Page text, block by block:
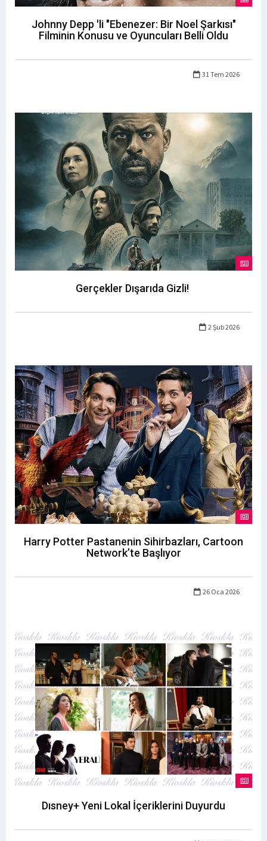
Johnny Depp 'li "Ebenezer: Bir Noel Şarkısı"
Filminin Konusu ve Oyuncuları Belli Oldu
31 Tem 2026
Gerçekler Dışarıda Gizli!
2 Şub 2026
Harry Potter Pastanenin Sihirbazları, Cartoon
Network’te Başlıyor
26 Oca 2026
Dısney+ Yeni Lokal İçeriklerini Duyurdu